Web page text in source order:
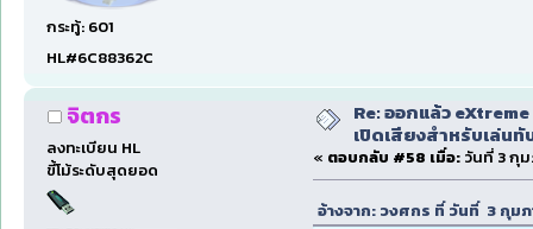
กระทู้: 601
HL#6C88362C
จิตกร
ลงทะเบียน HL
ขี้โม้ระดับสุดยอด
Re: ออกแล้ว
เปิดเสียงสำหรับเล่น
« ตอบกลับ #58 เมื่อ: วันที่ 3 กุ
อ้างจาก: วงศกร ที่ วันที่ 3 กุม